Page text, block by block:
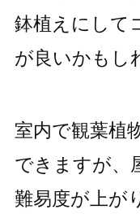
鉢植えにして
が良いかもし
室内で観葉植
できますが、
難易度が上が